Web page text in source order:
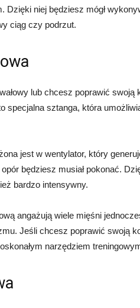
Dzięki niej będziesz mógł
ciąg czy podrzut.
lub chcesz poprawić
specjalna sztanga, która
jest w wentylator, który
będziesz musiał pokonać.
bardzo intensywny.
angażują wiele mięśni
Jeśli chcesz poprawić swoją
narzędziem